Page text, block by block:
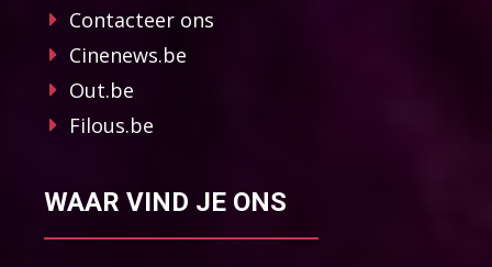
Contacteer ons
Cinenews.be
Out.be
Filous.be
WAAR VIND JE ONS